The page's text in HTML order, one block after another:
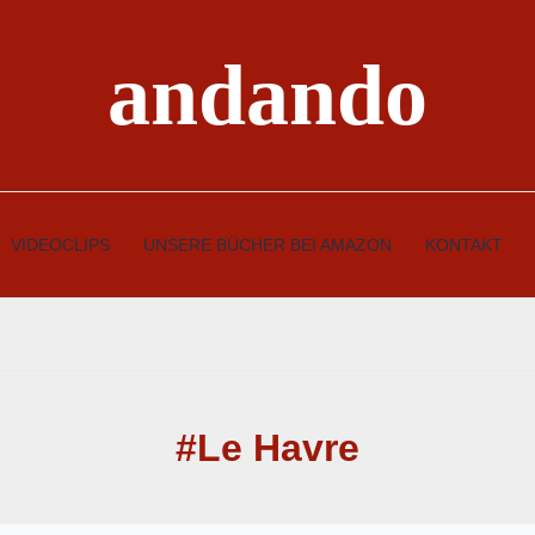
andando
VIDEOCLIPS UNSERE BÜCHER BEI AMAZON KONTAKT
#Le Havre